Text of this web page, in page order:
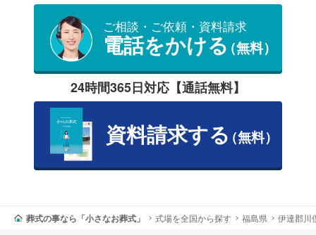
ご相談・ご依頼・資料請求
電話をかける（無料）
24時間365日対応【通話無料】
資料請求する（無料）
葬式の事なら「小さなお葬式」 式場を全国から探す 福島県 伊達郡川